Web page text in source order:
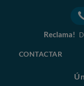
Reclama!
CONTACTAR